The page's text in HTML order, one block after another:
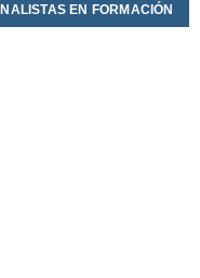
EN FORMACIÓN